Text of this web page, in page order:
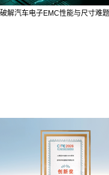
破解汽车电子EMC性能与尺寸难